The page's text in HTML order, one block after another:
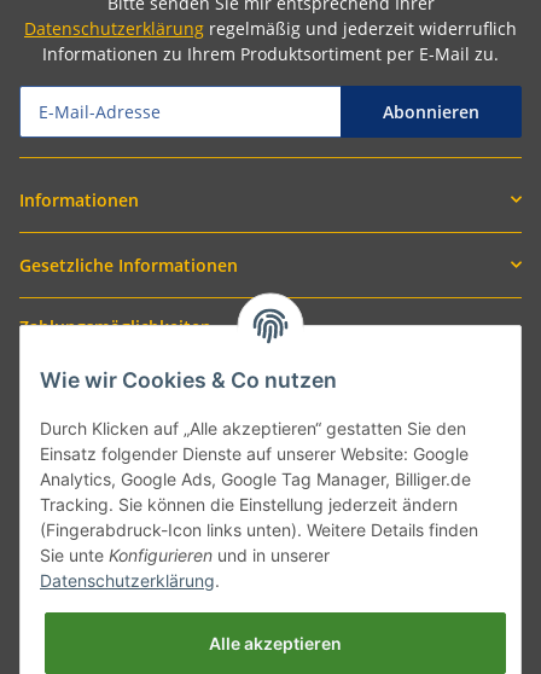
Datenschutzerklärung regelmäßig und jederzeit widerruflich
Informationen zu Ihrem Produktsortiment per E-Mail zu.
Abonnieren
Informationen
Gesetzliche Informationen
Zahlungsmöglichkeiten
Versand mit
Wie wir Cookies & Co nutzen
Durch Klicken auf „Alle akzeptieren“ gestatten Sie den
Einsatz folgender Dienste auf unserer Website: Google
Analytics, Google Ads, Google Tag Manager, Billiger.de
Tracking. Sie können die Einstellung jederzeit ändern
(Fingerabdruck-Icon links unten). Weitere Details finden
Sie unte Konfigurieren und in unserer
Datenschutzerklärung.
Alle akzeptieren